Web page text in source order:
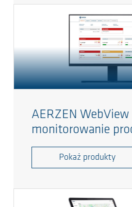
AERZEN WebView
monitorowanie
Pokaż produkty